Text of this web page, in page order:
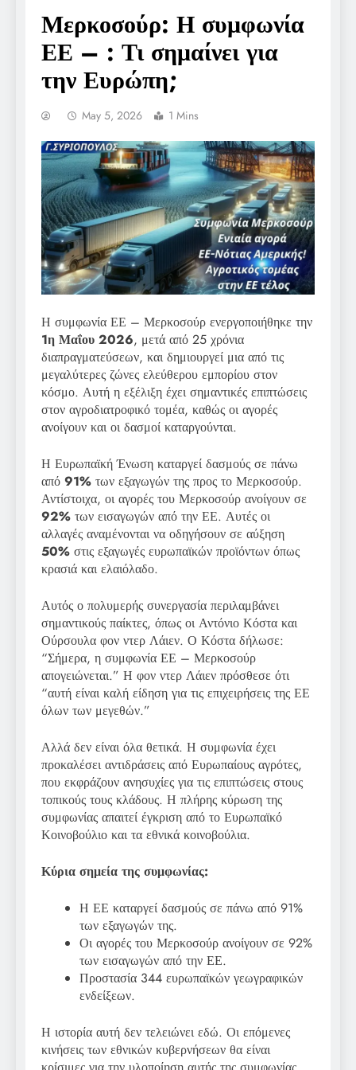
Μερκοσούρ: Η συμφωνία
ΕΕ – : Τι σημαίνει για
την Ευρώπη;
May 5, 2026 1 Mins
Η συμφωνία ΕΕ – Μερκοσούρ ενεργοποιήθηκε την
1η Μαΐου 2026, μετά από 25 χρόνια
διαπραγματεύσεων, και δημιουργεί μια από τις
μεγαλύτερες ζώνες ελεύθερου εμπορίου στον
κόσμο. Αυτή η εξέλιξη έχει σημαντικές επιπτώσεις
στον αγροδιατροφικό τομέα, καθώς οι αγορές
ανοίγουν και οι δασμοί καταργούνται.
Η Ευρωπαϊκή Ένωση καταργεί δασμούς σε πάνω
από 91% των εξαγωγών της προς το Μερκοσούρ.
Αντίστοιχα, οι αγορές του Μερκοσούρ ανοίγουν σε
92% των εισαγωγών από την ΕΕ. Αυτές οι
αλλαγές αναμένονται να οδηγήσουν σε αύξηση
50% στις εξαγωγές ευρωπαϊκών προϊόντων όπως
κρασιά και ελαιόλαδο.
Αυτός ο πολυμερής συνεργασία περιλαμβάνει
σημαντικούς παίκτες, όπως οι Αντόνιο Κόστα και
Ούρσουλα φον ντερ Λάιεν. Ο Κόστα δήλωσε:
“Σήμερα, η συμφωνία ΕΕ – Μερκοσούρ
απογειώνεται.” Η φον ντερ Λάιεν πρόσθεσε ότι
“αυτή είναι καλή είδηση για τις επιχειρήσεις της ΕΕ
όλων των μεγεθών.”
Αλλά δεν είναι όλα θετικά. Η συμφωνία έχει
προκαλέσει αντιδράσεις από Ευρωπαίους αγρότες,
που εκφράζουν ανησυχίες για τις επιπτώσεις στους
τοπικούς τους κλάδους. Η πλήρης κύρωση της
συμφωνίας απαιτεί έγκριση από το Ευρωπαϊκό
Κοινοβούλιο και τα εθνικά κοινοβούλια.
Κύρια σημεία της συμφωνίας:
Η ΕΕ καταργεί δασμούς σε πάνω από 91%
των εξαγωγών της.
Οι αγορές του Μερκοσούρ ανοίγουν σε 92%
των εισαγωγών από την ΕΕ.
Προστασία 344 ευρωπαϊκών γεωγραφικών
ενδείξεων.
Η ιστορία αυτή δεν τελειώνει εδώ. Οι επόμενες
κινήσεις των εθνικών κυβερνήσεων θα είναι